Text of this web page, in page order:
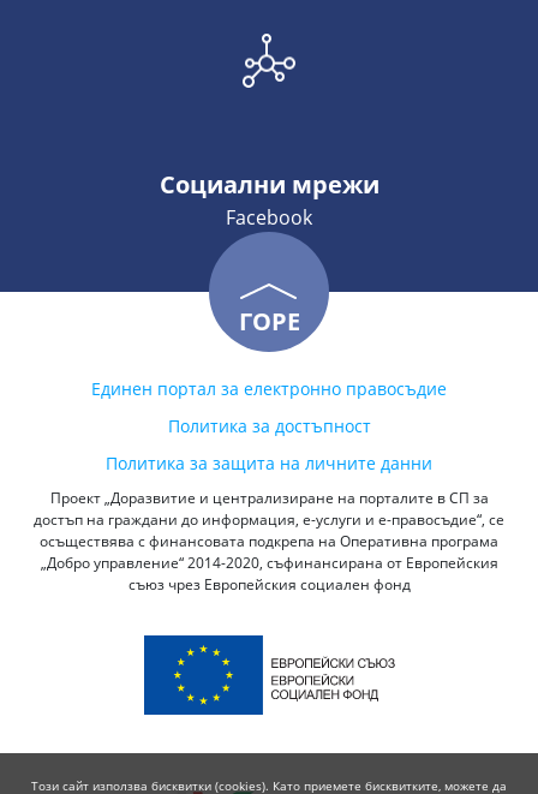
Социални мрежи
Facebook
ГОРЕ
Единен портал за електронно правосъдие
Политика за достъпност
Политика за защита на личните данни
Проект „Доразвитие и централизиране на порталите в СП за
достъп на граждани до информация, е-услуги и е-правосъдие“, се
осъществява с финансовата подкрепа на Оперативна програма
„Добро управление“ 2014-2020, съфинансирана от Европейския
съюз чрез Европейския социален фонд
Този сайт използва бисквитки (cookies). Като приемете бисквитките, можете да